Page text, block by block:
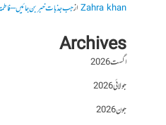
Zahra khanازجب جذبات خبر بن جائیں –
Archives
اگست 2026
جولائی 2026
جون 2026